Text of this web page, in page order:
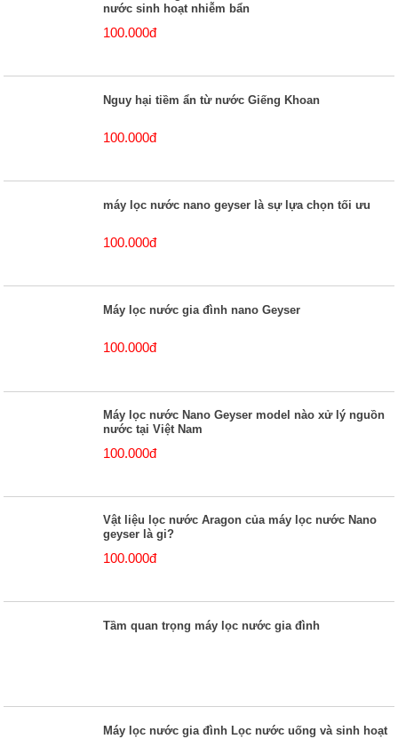
nước sinh hoạt nhiễm bẩn
100.000đ
Nguy hại tiềm ẩn từ nước Giếng Khoan
100.000đ
máy lọc nước nano geyser là sự lựa chọn tối ưu
100.000đ
Máy lọc nước gia đình nano Geyser
100.000đ
Máy lọc nước Nano Geyser model nào xử lý nguồn
nước tại Việt Nam
100.000đ
Vật liệu lọc nước Aragon của máy lọc nước Nano
geyser là gi?
100.000đ
Tầm quan trọng máy lọc nước gia đình
Máy lọc nước gia đình Lọc nước uống và sinh hoạt